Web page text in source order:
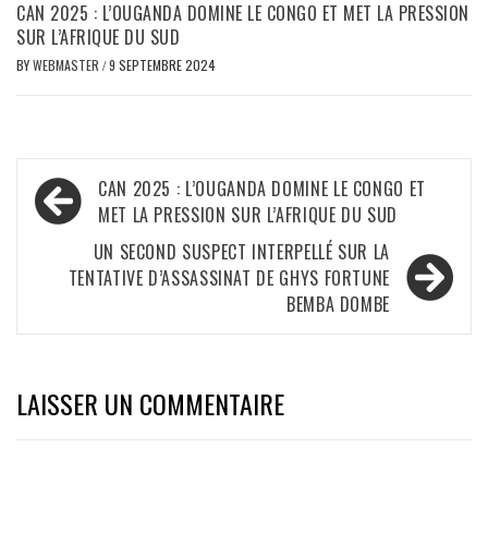
CAN 2025 : L’OUGANDA DOMINE LE CONGO ET MET LA PRESSION
SUR L’AFRIQUE DU SUD
BYWEBMASTER /9 SEPTEMBRE 2024
Navigation
de
l’article
CAN 2025 : L’OUGANDA DOMINE LE CONGO ET
MET LA PRESSION SUR L’AFRIQUE DU SUD
UN SECOND SUSPECT INTERPELLÉ SUR LA
TENTATIVE D’ASSASSINAT DE GHYS FORTUNE
BEMBA DOMBE
LAISSER UN COMMENTAIRE